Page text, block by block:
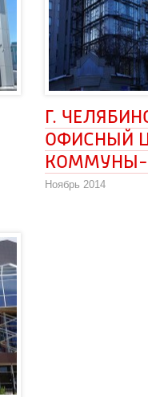
Г.
ОФИСНЫЙ
КОММУНЫ-
Ноябрь 2014